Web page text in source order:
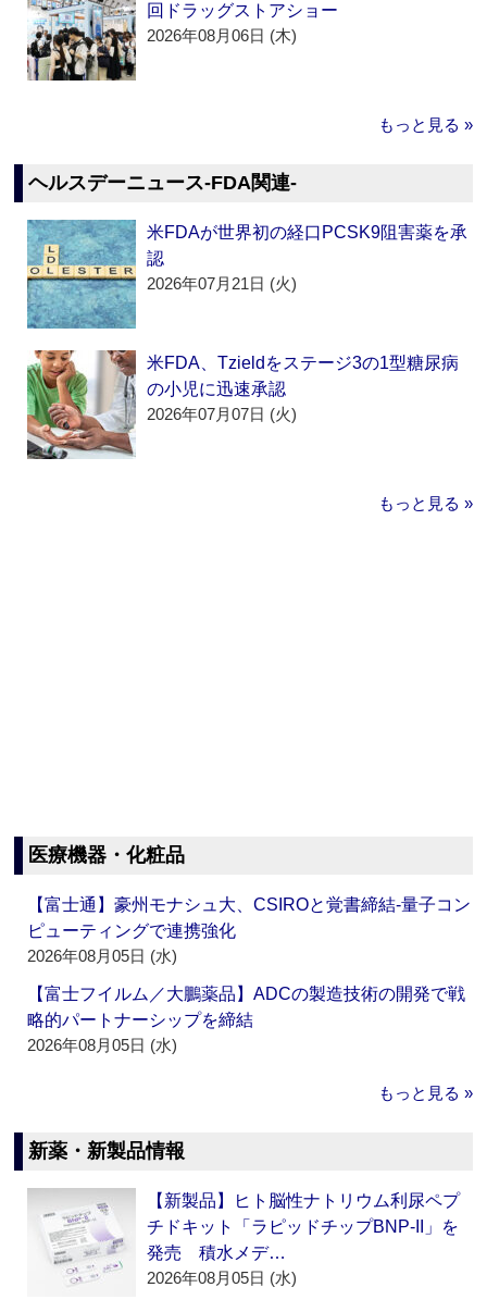
回ドラッグストアショー
2026年08月06日 (木)
もっと見る »
ヘルスデーニュース‐FDA関連‐
米FDAが世界初の経口PCSK9阻害薬を承
認
2026年07月21日 (火)
米FDA、Tzieldをステージ3の1型糖尿病
の小児に迅速承認
2026年07月07日 (火)
もっと見る »
医療機器・化粧品
【富士通】豪州モナシュ大、CSIROと覚書締結‐量子コン
ピューティングで連携強化
2026年08月05日 (水)
【富士フイルム／大鵬薬品】ADCの製造技術の開発で戦
略的パートナーシップを締結
2026年08月05日 (水)
もっと見る »
新薬・新製品情報
【新製品】ヒト脳性ナトリウム利尿ペプ
チドキット「ラピッドチップBNP-II」を
発売 積水メデ…
2026年08月05日 (水)